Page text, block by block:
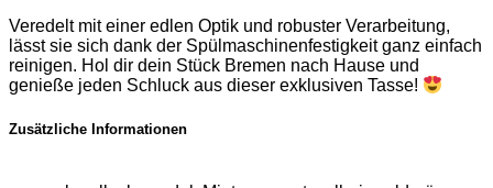
Veredelt mit einer edlen Optik und robuster Verarbeitung,
lässt sie sich dank der Spülmaschinenfestigkeit ganz einfach
reinigen. Hol dir dein Stück Bremen nach Hause und
genieße jeden Schluck aus dieser exklusiven Tasse!
Zusätzliche Informationen